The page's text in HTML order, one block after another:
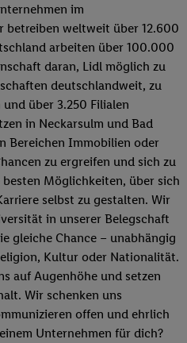
im
betreiben weltweit über 12.600
arbeiten über 100.000
daran, Lidl möglich zu
deutschlandweit, zu
über 3.250 Filialen
in Neckarsulm und Bad
Bereichen Immobilien oder
zu ergreifen und sich zu
Möglichkeiten, über sich
selbst zu gestalten. Wir
in unserer Belegschaft
gleiche Chance – unabhängig
Kultur oder Nationalität.
auf Augenhöhe und setzen
Wir schenken uns
offen und ehrlich
Unternehmen für dich?